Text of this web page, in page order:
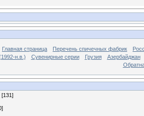
Главная страница Перечень спичечных фабрик
н.в.)
Сувенирные серии Грузия
Азербайджан
[131]